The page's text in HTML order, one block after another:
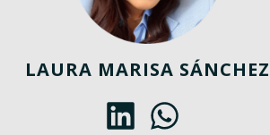
LAURA MARISA SÁNCHEZ